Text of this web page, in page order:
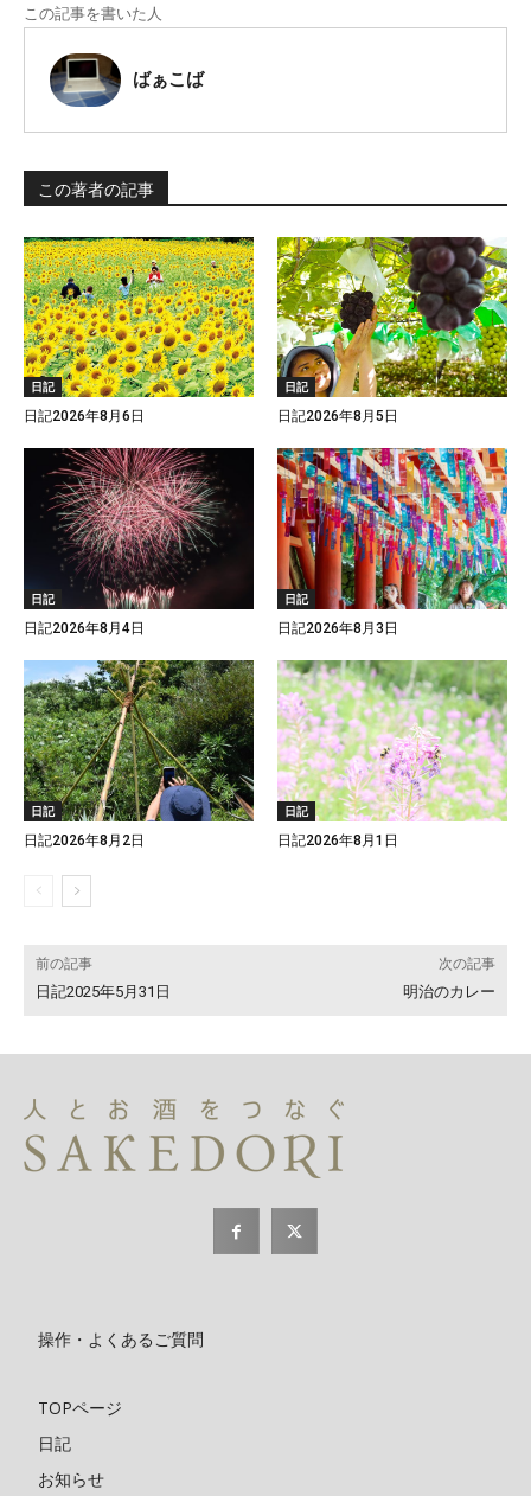
この記事を書いた人
ばぁこば
この著者の記事
日記
日記2026年8月6日
日記
日記2026年8月5日
日記
日記2026年8月4日
日記
日記2026年8月3日
日記
日記2026年8月2日
日記
日記2026年8月1日
前の記事
日記2025年5月31日
次の記事
明治のカレー
操作・よくあるご質問
TOPページ
日記
お知らせ